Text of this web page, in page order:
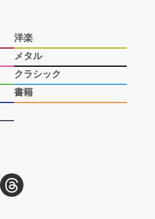
洋楽
メタル
クラシック
書籍